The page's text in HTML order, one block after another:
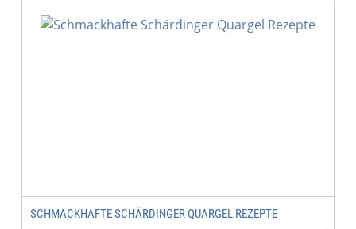
SCHMACKHAFTE SCHÄRDINGER QUARGEL REZEPTE